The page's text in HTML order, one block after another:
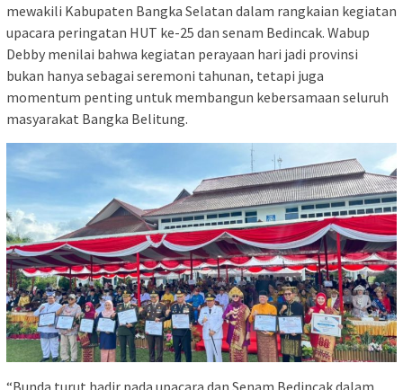
mewakili Kabupaten Bangka Selatan dalam rangkaian kegiatan
upacara peringatan HUT ke-25 dan senam Bedincak. Wabup
Debby menilai bahwa kegiatan perayaan hari jadi provinsi
bukan hanya sebagai seremoni tahunan, tetapi juga
momentum penting untuk membangun kebersamaan seluruh
masyarakat Bangka Belitung.